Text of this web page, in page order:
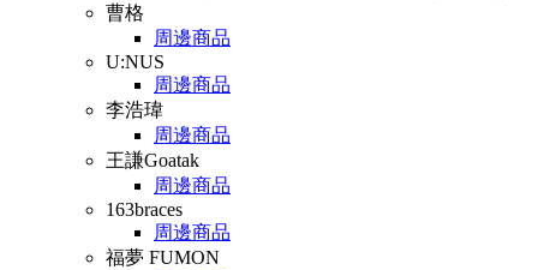
曹格
周邊商品
U:NUS
周邊商品
李浩瑋
周邊商品
王謙Goatak
周邊商品
163braces
周邊商品
福夢 FUMON